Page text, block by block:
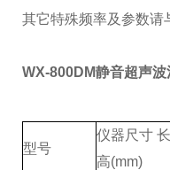
其它特殊频率及参数请
WX-800DM静音超声波
型号
仪器尺寸 长
高(mm)